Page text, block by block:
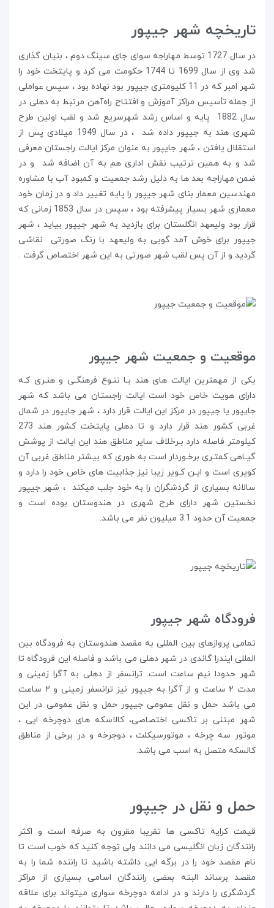
تاریخچه شهر جیپور
در سال 1727 توسط مهاراجه سوای جای سینگ دوم ، بنیان گذاری
شد وی از سال 1699 تا 1744 حکومت می کرد و پایتخت خود را
شهر امبر که در 11 کلیومتری جیپور بود نهاده بود ، سپس عواملی
از جمله تأسیس مراکز آموزش و افتتاح راه‌آهن مرتبط به دهلی در
سال 1882 پایه و اساس رشد شهرسریع شد و لقب اولین طرح
شهری هند به جیپور داده شد ، در سال 1949 میلادی پس از
استقلال یافتن ، شهر جایپور به عنوان مرکز ایالت راجستان معرفی
شد و به همین ترتیب نقش اداری هم به آن اضافه شد و در
ضمن مهاراجه بعد ها به دلیل رشد جمعیت و کمبود آب با مشاوره
مهندسین معمار بنای شهر جیپور را پایه تغییر داد و در زمان خود
معماری شهر بسیار پیشرفته بود ، سپس در سال 1853 زمانی که
قرار بود ولیعهد انگلستان برای بازدید به شهر جیپور بیاید ، شهر
جیپور برای خوش آمد گویی به ولیعهد با رنگ صورتی نقاشی
گردید و از آن پس لقب شهر صورتی به این شهر اختصاص گرفت .
موقعیت و جمعیت شهر جیپور
یکی از مهمترین ایالت های هند بـا تنـوع فرهنگـی و هنـری کـه
دارای هویت خاص خود است ایالت راجستان می باشد که شهر
جایپور یا جیپور در مرکز این ایالت قرار دارد ، شهر جایپور در شمال
غربی کشور هند قرار دارد و تا دهلی پایتخت کشور هند 273
کیلومتر فاصله دارد بـرخلاف سایر مناطق هند این ایالت از پوشش
گیـاهی کمتـری برخـوردار است به طوری که بیشتر مناطق غربی آن
کویری است و ایـن کـویر زیبا نیز جذابیت های خاص خود را دارد و
سالانه بسیاری از گردشگران را به خود جلب میکند ، شهر جیپور
نخستین شهر دارای طرح شهری در هندوستان بوده است و
جمعیت آن حدود 3.1 میلیون نفر می باشد.
فرودگاه شهر جیپور
تمامی پروازهای بین المللی به مقصد هندوستان به فرودگاه بین
المللی ایندرا گاندی در شهر دهلی می باشد و فاصله این فرودگاه تا
شهر حدودا نیم ساعت است. ترانسفر از دهلی به آگرا زمینی و
مدت ۲ ساعت و از آگرا به جیپور نیز ترانسفر زمینی و ۲ ساعت
می باشد حمل و نقل عمومی جیپور حمل و نقل عمومی در این
شهر مبتنی بر تاکسی اختصاصی، کالاسکه های دوچرخه ایی ،
موتور سه چرخه ، موتورسیکلت ، دوجرخه و در برخی از مناطق
کالسکه متصل به اسب می باشد.
حمل و نقل در جیپور
قیمت کرایه تاکسی ها تقریبا مقرون به صرفه است و اکثر
رانندگان زبان انگلیسی می دانند ولی توجه کنید که خوب است تا
نام مقصد خود را در برگه ایی داشته باشید تا راننده شما را به
مقصد برساند البته بعضی رانندگان اسامی بسیاری از مراکز
گردشگری را دارند و در ادامه دوچرخه سواری میتواند برای علاقه